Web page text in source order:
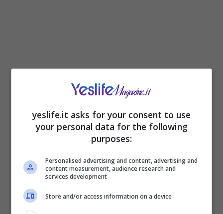
altre zone, il motivo è semplice rientriamo in
casa e non leviamo subito le scarpe, inoltre è
facile che qualcosa cada e si rischia
inevitabilmente di sporcare emacchiare
volte, nonostante ai usino vari prodotti il
yeslife.it asks for your consent to use
your personal data for the following
purposes:
Personalised advertising and content, advertising and
content measurement, audience research and
services development
Store and/or access information on a device